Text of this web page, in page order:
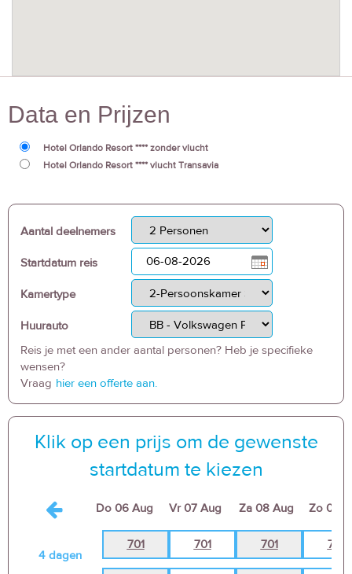
Data en Prijzen
Hotel Orlando Resort **** zonder vlucht
Hotel Orlando Resort **** vlucht Transavia
Aantal deelnemers
Startdatum reis
Kamertype
Huurauto
Reis je met een ander aantal personen? Heb je specifieke
wensen?
Vraag hier een offerte aan.
Klik op een prijs om de gewenste
startdatum te kiezen
Do 06 Aug Vr07 Aug Za 08 Aug Zo 09
4 dagen
701 701 701 701